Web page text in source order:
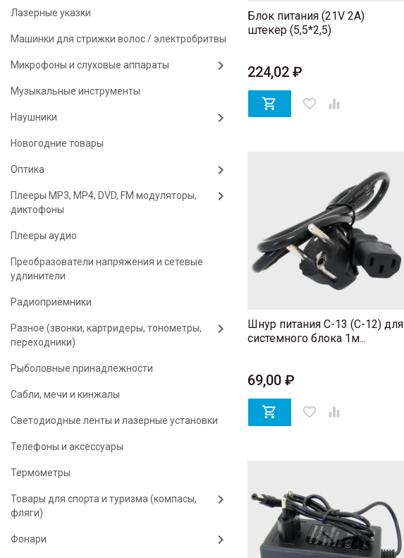
Лазерные указки
Машинки для стрижки волос / электробритвы
Микрофоны и слуховые аппараты
Музыкальные инструменты
Наушники
Новогодние товары
Оптика
Плееры MP3, MP4, DVD, FM модуляторы,
диктофоны
Плееры аудио
Преобразователи напряжения и сетевые
удлинители
Радиоприёмники
Разное (звонки, картридеры, тонометры,
переходники)
Рыболовные принадлежности
Сабли, мечи и кинжалы
Светодиодные ленты и лазерные установки
Телефоны и аксессуары
Термометры
Товары для спорта и туризма (компасы,
фляги)
Фонари
Блок питания (21V 2A)
штекер (5,5*2,5)
224,02 ₽
 favorite_border 
Шнур питания C-13 (C-12) для
системного блока 1м...
69,00 ₽
 favorite_border 